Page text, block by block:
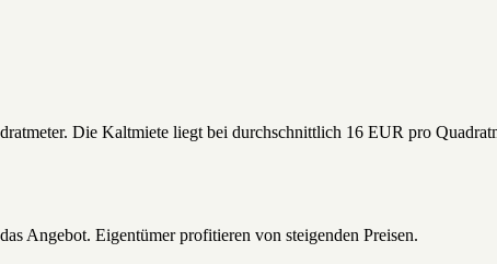
Die Kaltmiete liegt bei durchschnittlich 16 EUR pro
Angebot. Eigentümer profitieren von steigenden Preisen.